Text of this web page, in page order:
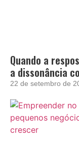
Quando a
a dissonância
22 de setembro de